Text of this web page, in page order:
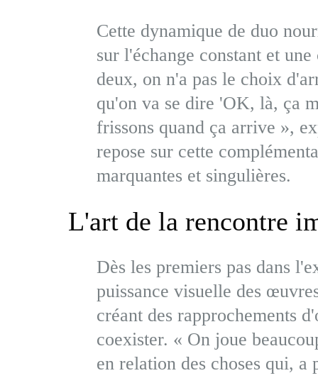
Cette dynamique de duo
sur l'échange constant et
deux, on n'a pas le choix
qu'on va se dire 'OK, là, ça
frissons quand ça arrive »,
repose sur cette
marquantes et singulières.
L'art de la rencontre
Dès les premiers pas dans
puissance visuelle des
créant des rapprochements
coexister. « On joue
en relation des choses qui,